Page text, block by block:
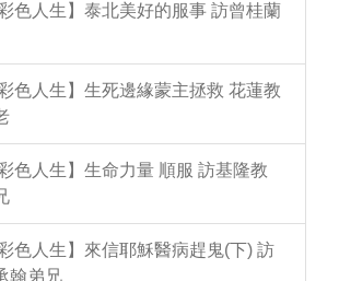
色人生】泰北美好的服事 訪曾桂蘭
色人生】生死邊緣蒙主拯救 花蓮教
色人生】生命力量 順服 訪基隆教
色人生】來信耶穌醫病趕鬼(下) 訪
翰弟兄